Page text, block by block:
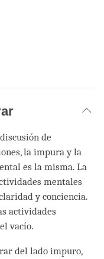
de
la impura y la
es la misma. La
mentales
y conciencia.
actividades
vacío.
del lado impuro,